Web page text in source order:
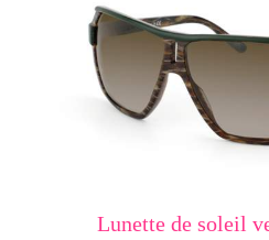
Lunette de soleil